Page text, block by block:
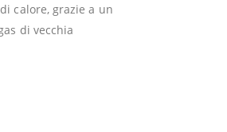
calore, grazie a un
di vecchia